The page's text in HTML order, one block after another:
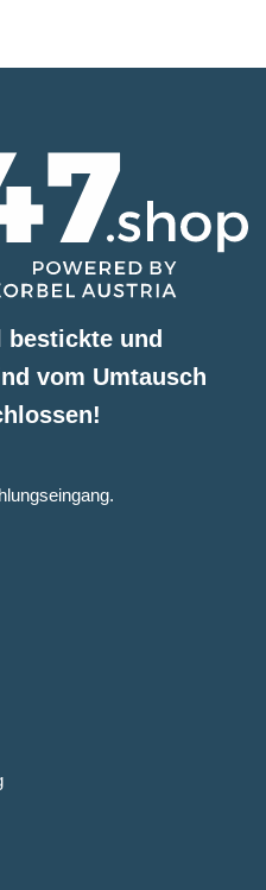
bestickte und
vom Umtausch